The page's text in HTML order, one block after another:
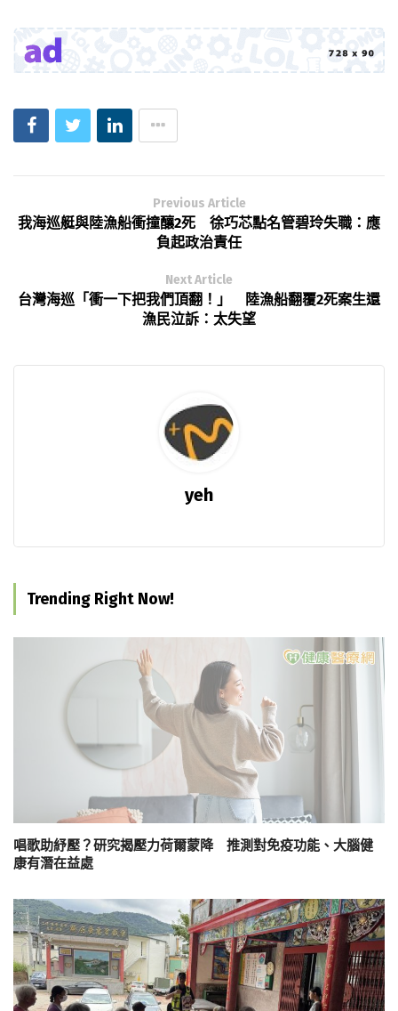
Previous Article
我海巡艇與陸漁船衝撞釀2死 徐巧芯點名管碧玲失職：應
負起政治責任
Next Article
台灣海巡「衝一下把我們頂翻！」 陸漁船翻覆2死案生還
漁民泣訴：太失望
yeh
Trending Right Now!
唱歌助紓壓？研究揭壓力荷爾蒙降 推測對免疫功能、大腦健
康有潛在益處